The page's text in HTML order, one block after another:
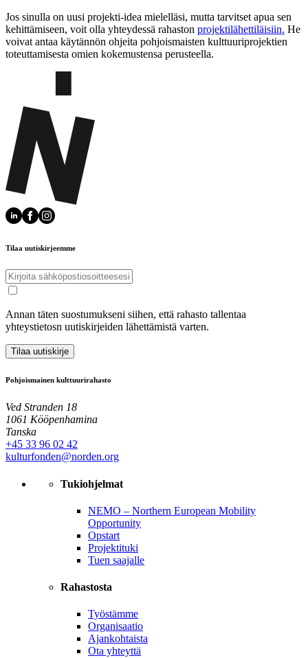
Jos sinulla on uusi projekti-idea mielelläsi, mutta tarvitset apua sen
kehittämiseen, voit olla yhteydessä rahaston projektilähettiläisiin. He
voivat antaa käytännön ohjeita pohjoismaisten kulttuuriprojektien
toteuttamisesta omien kokemustensa perusteella.
Tilaa uutiskirjeemme
Annan täten suostumukseni siihen, että rahasto tallentaa
yhteystietosn uutiskirjeiden lähettämistä varten.
Tilaa uutiskirje
Pohjoismainen kulttuurirahasto
Ved Stranden 18
1061 Kööpenhamina
Tanska
+45 33 96 02 42
kulturfonden@norden.org
Tukiohjelmat
NEMO – Northern European Mobility
Opportunity
Opstart
Projektituki
Tuen saajalle
Rahastosta
Työstämme
Organisaatio
Ajankohtaista
Ota yhteyttä